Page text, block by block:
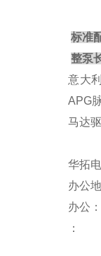
标准
整泵
意大
APG
马达
华拓
办公
办公：
：